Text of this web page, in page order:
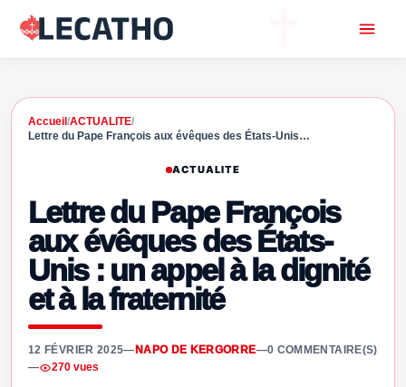
Accueil /ACTUALITE/
Lettre du Pape François aux évêques des États-Unis…
ACTUALITE
Lettre du Pape François
aux évêques des États-
Unis : un appel à la dignité
et à la fraternité
12 FÉVRIER 2025— NAPO DE KERGORRE—0 COMMENTAIRE(S)
—
270 vues